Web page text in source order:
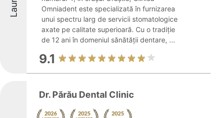
Omniadent este specializată în furnizarea
unui spectru larg de servicii stomatologice
axate pe calitate superioară. Cu o tradiție
de 12 ani în domeniul sănătății dentare, ...
9.1
Dr. Părău Dental Clinic